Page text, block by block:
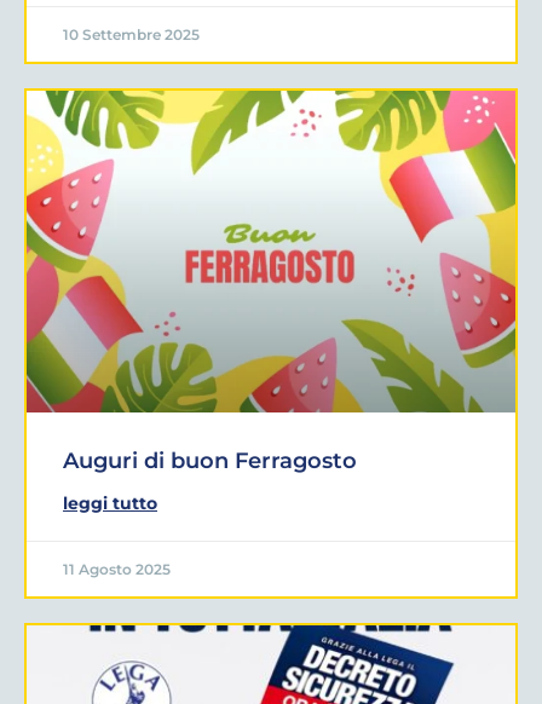
10 Settembre 2025
Auguri di buon Ferragosto
leggi tutto
11 Agosto 2025